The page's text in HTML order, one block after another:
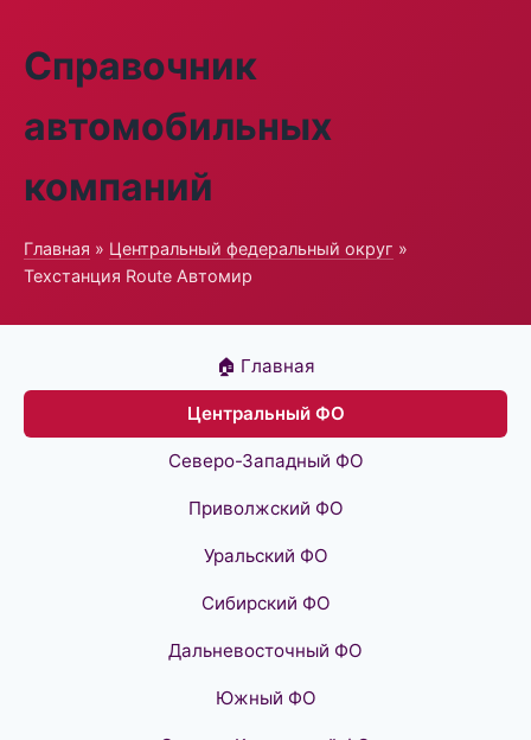
Справочник
автомобильных
компаний
Главная » Центральный федеральный округ »
Техстанция Route Автомир
🏠 Главная
Центральный ФО
Северо-Западный ФО
Приволжский ФО
Уральский ФО
Сибирский ФО
Дальневосточный ФО
Южный ФО